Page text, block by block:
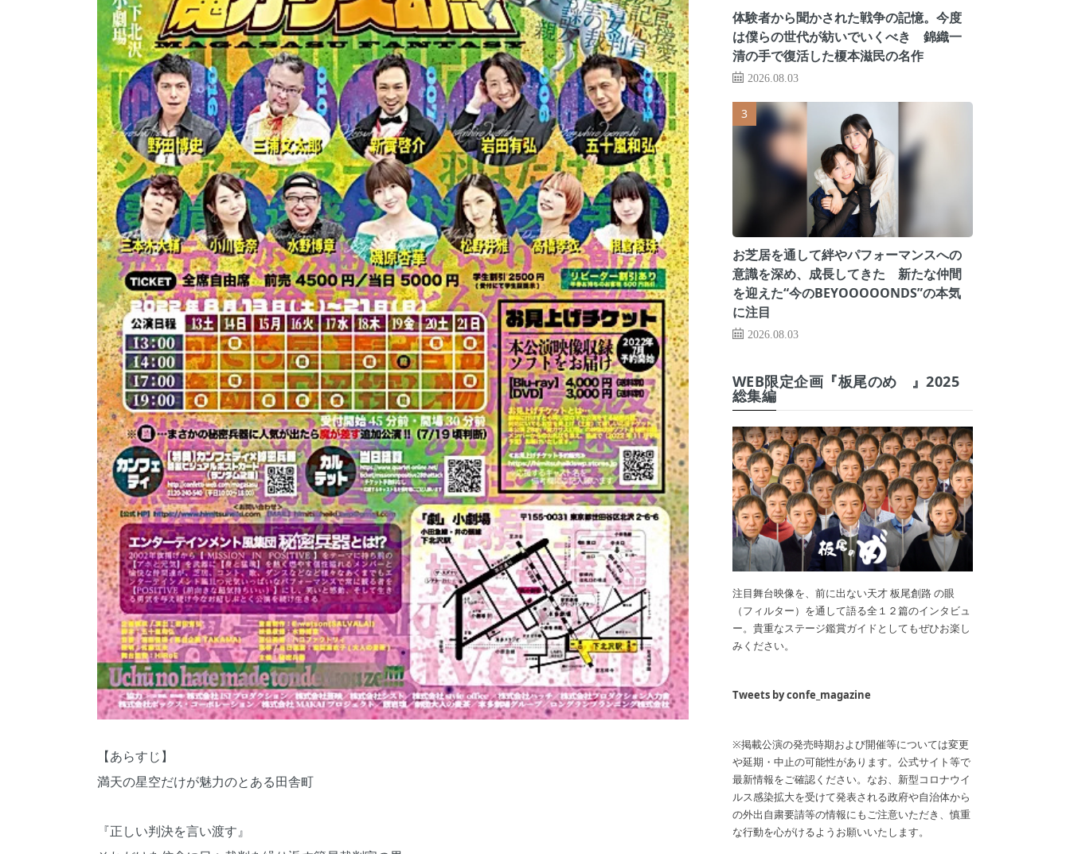
【あらすじ】
満天の星空だけが魅力のとある田舎町
『正しい判決を言い渡す』
体験者から聞かされた戦争の記憶。今度
は僕らの世代が紡いでいくべき 錦織一
清の手で復活した榎本滋民の名作
2026.08.03
お芝居を通して絆やパフォーマンスへの
意識を深め、成長してきた 新たな仲間
を迎えた“今のBEYOOOOONDS”の本気
に注目
2026.08.03
WEB限定企画『板尾のめ゙』2025
総集編
注目舞台映像を、前に出ない天才 板尾創路 の眼
（フィルター）を通して語る全１２篇のインタビュ
ー。貴重なステージ鑑賞ガイドとしてもぜひお楽し
みください。
Tweets by confe_magazine
※掲載公演の発売時期および開催等については変更
や延期・中止の可能性があります。公式サイト等で
最新情報をご確認ください。なお、新型コロナウイ
ルス感染拡大を受けて発表される政府や自治体から
の外出自粛要請等の情報にもご注意いただき、慎重
な行動を心がけるようお願いいたします。